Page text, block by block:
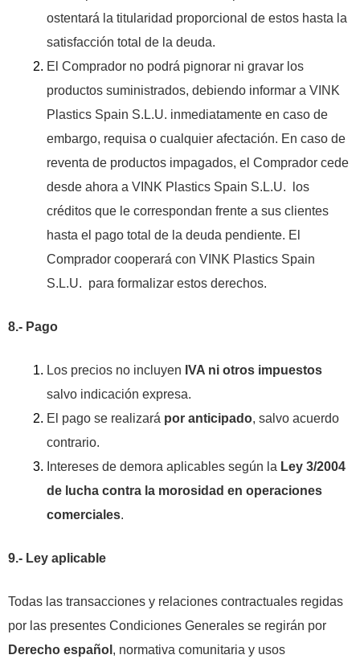
ostentará la titularidad proporcional de estos hasta la
satisfacción total de la deuda.
El Comprador no podrá pignorar ni gravar los
productos suministrados, debiendo informar a VINK
Plastics Spain S.L.U. inmediatamente en caso de
embargo, requisa o cualquier afectación. En caso de
reventa de productos impagados, el Comprador cede
desde ahora a VINK Plastics Spain S.L.U. los
créditos que le correspondan frente a sus clientes
hasta el pago total de la deuda pendiente. El
Comprador cooperará con VINK Plastics Spain
S.L.U. para formalizar estos derechos.
8.- Pago
Los precios no incluyen IVA ni otros impuestos
salvo indicación expresa.
El pago se realizará por anticipado, salvo acuerdo
contrario.
Intereses de demora aplicables según la Ley 3/2004
de lucha contra la morosidad en operaciones
comerciales.
9.- Ley aplicable
Todas las transacciones y relaciones contractuales regidas
por las presentes Condiciones Generales se regirán por
Derecho español , normativa comunitaria y usos